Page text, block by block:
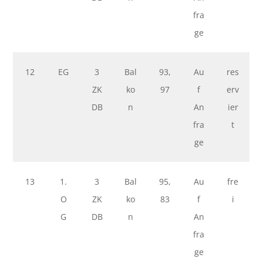
fra
ge
12 EG
3
ZK
DB
Bal
ko
n
93,
97
Au
f
An
fra
ge
res
erv
ier
t
13
1.
O
G
3
ZK
DB
Bal
ko
n
95,
83
Au
f
An
fra
ge
fre
i